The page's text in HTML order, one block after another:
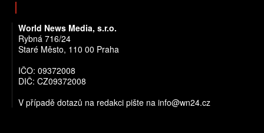
World News Media, s.r.o.
Rybná 716/24
Staré Město, 110 00 Praha
IČO: 09372008
DIČ: CZ09372008
V případě dotazů na redakci pište na info@wn24.cz